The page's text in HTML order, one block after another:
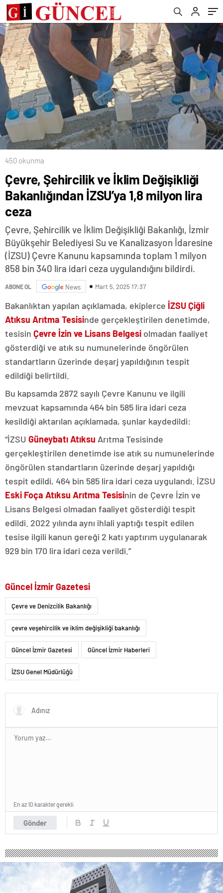
450 okunma
Çevre, Şehircilik ve İklim Değişikliği
Bakanlığından İZSU’ya 1,8 milyon lira
ceza
Çevre, Şehircilik ve İklim Değişikliği Bakanlığı, İzmir
Büyükşehir Belediyesi Su ve Kanalizasyon İdaresine
(İZSU) Çevre Kanunu kapsamında toplam 1 milyon
858 bin 340 lira idari ceza uygulandığını bildirdi.
ABONE OL News Mart 5, 2025 17:37
Bakanlıktan yapılan açıklamada, ekiplerce İZSUÇiğli
Atıksu Arıtma Tesisinde gerçekleştirilen denetimde,
tesisin Çevre İzin ve Lisans Belgesi olmadan faaliyet
gösterdiği ve atık su numunelerinde öngörülen
standartların üzerinde deşarj yapıldığının tespit
edildiği belirtildi.
Bu kapsamda 2872 sayılı Çevre Kanunu ve ilgili
mevzuat kapsamında 464 bin 585 lira idari ceza
kesildiği aktarılan açıklamada, şunlar kaydedildi:
“İZSU Güneybatı Atıksu Arıtma Tesisinde
gerçekleştirilen denetimde ise atık su numunelerinde
öngörülen standartların üzerinde deşarj yapıldığı
tespit edildi, 464 bin 585 lira idari ceza uygulandı. İZSU
Eski Foça Atıksu Arıtma Tesisinin de Çevre İzin ve
Lisans Belgesi olmadan faaliyet gösterdiği tespit
edildi. 2022 yılında aynı ihlali yaptığı tespit edilen
tesise ilgili kanun gereği 2 katı yaptırım uygulanarak
929 bin 170 lira idari ceza verildi.”
Güncel İzmir Gazetesi
Çevre ve Denizcilik Bakanlığı
çevre veşehircilik ve iklim değişikliği bakanlığı
Güncel İzmir Gazetesi Güncel İzmir Haberleri
İZSU Genel Müdürlüğü
Gönder
En az 10 karakter gerekli